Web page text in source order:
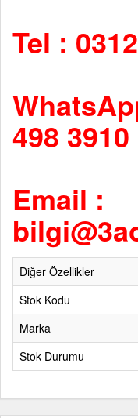
Tel :
498 3910
Email :
Diğer Özellikler
Stok Kodu
Marka
Stok Durumu